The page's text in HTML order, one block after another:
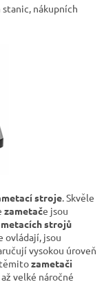
nákupních
stroje. Skvěle
zametače jsou
strojů
ovládají, jsou
vysokou úroveň
zametači
velké náročné